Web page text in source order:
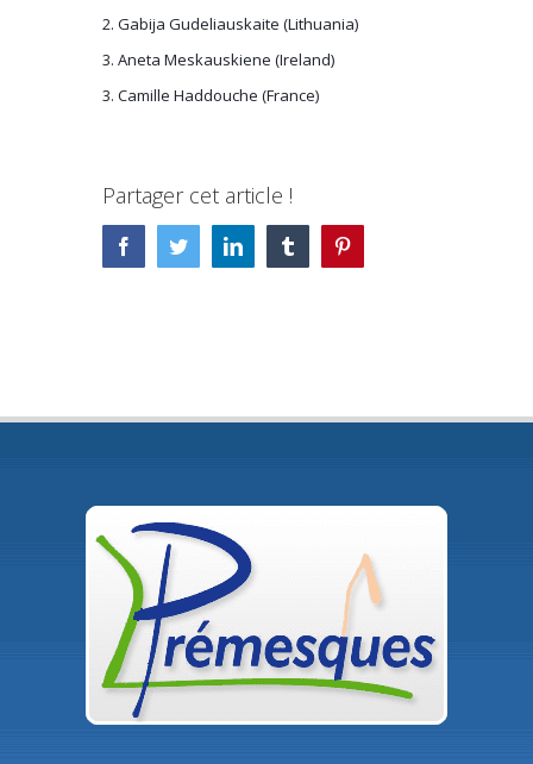
2. Gabija Gudeliauskaite (Lithuania)
3. Aneta Meskauskiene (Ireland)
3. Camille Haddouche (France)
Partager cet article !
FacebookTwitterLinkedIn Tumblr